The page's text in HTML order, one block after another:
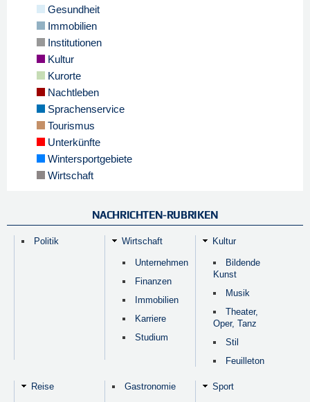
Gesundheit
Immobilien
Institutionen
Kultur
Kurorte
Nachtleben
Sprachenservice
Tourismus
Unterkünfte
Wintersportgebiete
Wirtschaft
NACHRICHTEN-RUBRIKEN
Politik Wirtschaft
Unternehmen
Finanzen
Immobilien
Karriere
Studium
Kultur
Bildende
Kunst
Musik
Theater,
Oper, Tanz
Stil
Feuilleton
Reise Gastronomie Sport